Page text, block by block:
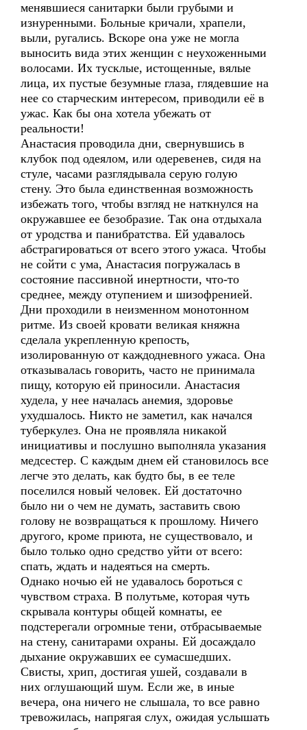
менявшиеся санитарки были грубыми и
изнуренными. Больные кричали, храпели,
выли, ругались. Вскоре она уже не могла
выносить вида этих женщин с неухоженными
волосами. Их тусклые, истощенные, вялые
лица, их пустые безумные глаза, глядевшие на
нее со старческим интересом, приводили её в
ужас. Как бы она хотела убежать от
реальности!
Анастасия проводила дни, свернувшись в
клубок под одеялом, или одеревенев, сидя на
стуле, часами разглядывала серую голую
стену. Это была единственная возможность
избежать того, чтобы взгляд не наткнулся на
окружавшее ее безобразие. Так она отдыхала
от уродства и панибратства. Ей удавалось
абстрагироваться от всего этого ужаса. Чтобы
не сойти с ума, Анастасия погружалась в
состояние пассивной инертности, что-то
среднее, между отупением и шизофренией.
Дни проходили в неизменном монотонном
ритме. Из своей кровати великая княжна
сделала укрепленную крепость,
изолированную от каждодневного ужаса. Она
отказывалась говорить, часто не принимала
пищу, которую ей приносили. Анастасия
худела, у нее началась анемия, здоровье
ухудшалось. Никто не заметил, как начался
туберкулез. Она не проявляла никакой
инициативы и послушно выполняла указания
медсестер. С каждым днем ей становилось все
легче это делать, как будто бы, в ее теле
поселился новый человек. Ей достаточно
было ни о чем не думать, заставить свою
голову не возвращаться к прошлому. Ничего
другого, кроме приюта, не существовало, и
было только одно средство уйти от всего:
спать, ждать и надеяться на смерть.
Однако ночью ей не удавалось бороться с
чувством страха. В полутьме, которая чуть
скрывала контуры общей комнаты, ее
подстерегали огромные тени, отбрасываемые
на стену, санитарами охраны. Ей досаждало
дыхание окружавших ее сумасшедших.
Свисты, хрип, достигая ушей, создавали в
них оглушающий шум. Если же, в иные
вечера, она ничего не слышала, то все равно
тревожилась, напрягая слух, ожидая услышать